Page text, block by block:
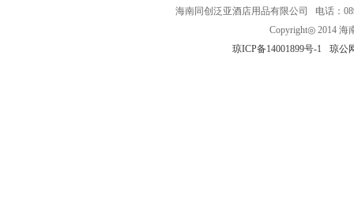
海南同创泛亚酒店用品有限公司 电话：
Copyright◎ 2014 海
琼ICP备14001899号-1
琼公